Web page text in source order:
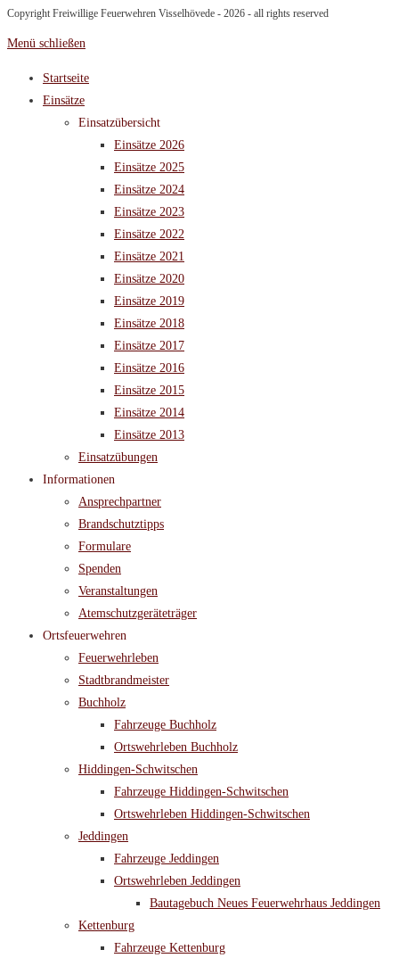
Copyright Freiwillige Feuerwehren Visselhövede - 2026 - all rights reserved
Menü schließen
Startseite
Einsätze
Einsatzübersicht
Einsätze 2026
Einsätze 2025
Einsätze 2024
Einsätze 2023
Einsätze 2022
Einsätze 2021
Einsätze 2020
Einsätze 2019
Einsätze 2018
Einsätze 2017
Einsätze 2016
Einsätze 2015
Einsätze 2014
Einsätze 2013
Einsatzübungen
Informationen
Ansprechpartner
Brandschutztipps
Formulare
Spenden
Veranstaltungen
Atemschutzgeräteträger
Ortsfeuerwehren
Feuerwehrleben
Stadtbrandmeister
Buchholz
Fahrzeuge Buchholz
Ortswehrleben Buchholz
Hiddingen-Schwitschen
Fahrzeuge Hiddingen-Schwitschen
Ortswehrleben Hiddingen-Schwitschen
Jeddingen
Fahrzeuge Jeddingen
Ortswehrleben Jeddingen
Bautagebuch Neues Feuerwehrhaus Jeddingen
Kettenburg
Fahrzeuge Kettenburg